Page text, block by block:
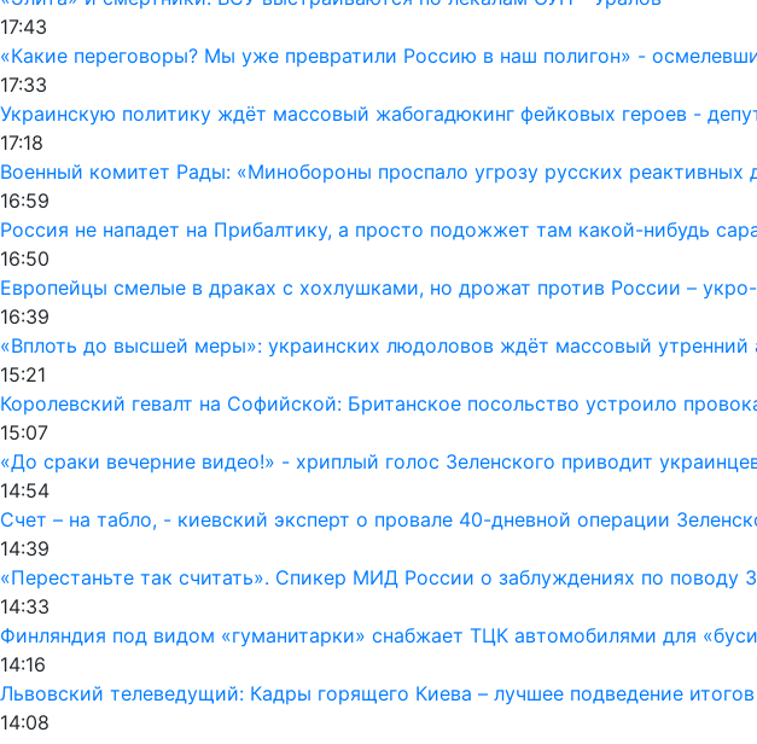
17:43
«Какие переговоры? Мы уже превратили Россию в наш полигон» -
17:33
Украинскую политику ждёт массовый жабогадюкинг фейковых героев -
17:18
Военный комитет Рады: «Минобороны проспало угрозу русских
16:59
Россия не нападет на Прибалтику, а просто подожжет там какой-нибудь
16:50
Европейцы смелые в драках с хохлушками, но дрожат против России –
16:39
«Вплоть до высшей меры»: украинских людоловов ждёт массовый утренний
15:21
Королевский гевалт на Софийской: Британское посольство устроило
15:07
«До сраки вечерние видео!» - хриплый голос Зеленского приводит
14:54
Счет – на табло, - киевский эксперт о провале 40-дневной операции
14:39
«Перестаньте так считать». Спикер МИД России о заблуждениях по поводу
14:33
Финляндия под видом «гуманитарки» снабжает ТЦК автомобилями для
14:16
Львовский телеведущий: Кадры горящего Киева – лучшее подведение
14:08